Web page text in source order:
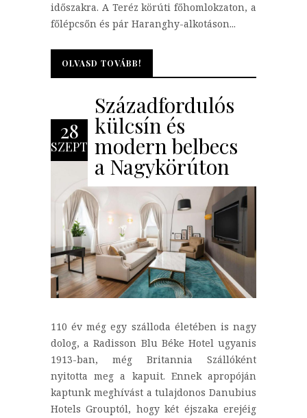
időszakra. A Teréz körúti főhomlokzaton, a
főlépcsőn és pár Haranghy-alkotáson...
OLVASD TOVÁBB!
OLVASD TOVÁBB!
28
SZEPT
Századfordulós
külcsín és
modern belbecs
a Nagykörúton
110 év még egy szálloda életében is nagy
dolog, a Radisson Blu Béke Hotel ugyanis
1913-ban, még Britannia Szállóként
nyitotta meg a kapuit. Ennek apropóján
kaptunk meghívást a tulajdonos Danubius
Hotels Grouptól, hogy két éjszaka erejéig